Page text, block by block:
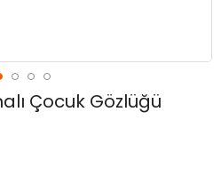
Çocuk Gözlüğü